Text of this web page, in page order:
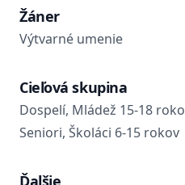
Žáner
Výtvarné umenie
Cieľová skupina
Dospelí, Mládež 15-18
Seniori, Školáci 6-15 rokov
Ďalšie